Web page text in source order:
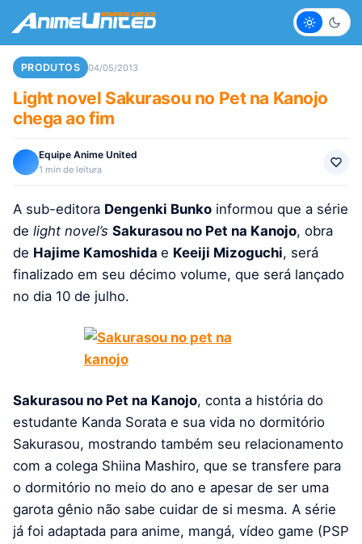
Claro
PRODUTOS 04/05/2013
Light novel Sakurasou no Pet na Kanojo
chega ao fim
Equipe Anime United
1 min de leitura
A sub-editora Dengenki Bunko informou que a série
de light novel’s Sakurasou no Pet na Kanojo, obra
de Hajime Kamoshida e Keeiji Mizoguchi, será
finalizado em seu décimo volume, que será lançado
no dia 10 de julho.
Sakurasou no Pet na Kanojo, conta a história do
estudante Kanda Sorata e sua vida no dormitório
Sakurasou, mostrando também seu relacionamento
com a colega Shiina Mashiro, que se transfere para
o dormitório no meio do ano e apesar de ser uma
garota gênio não sabe cuidar de si mesma. A série
já foi adaptada para anime, mangá, vídeo game (PSP